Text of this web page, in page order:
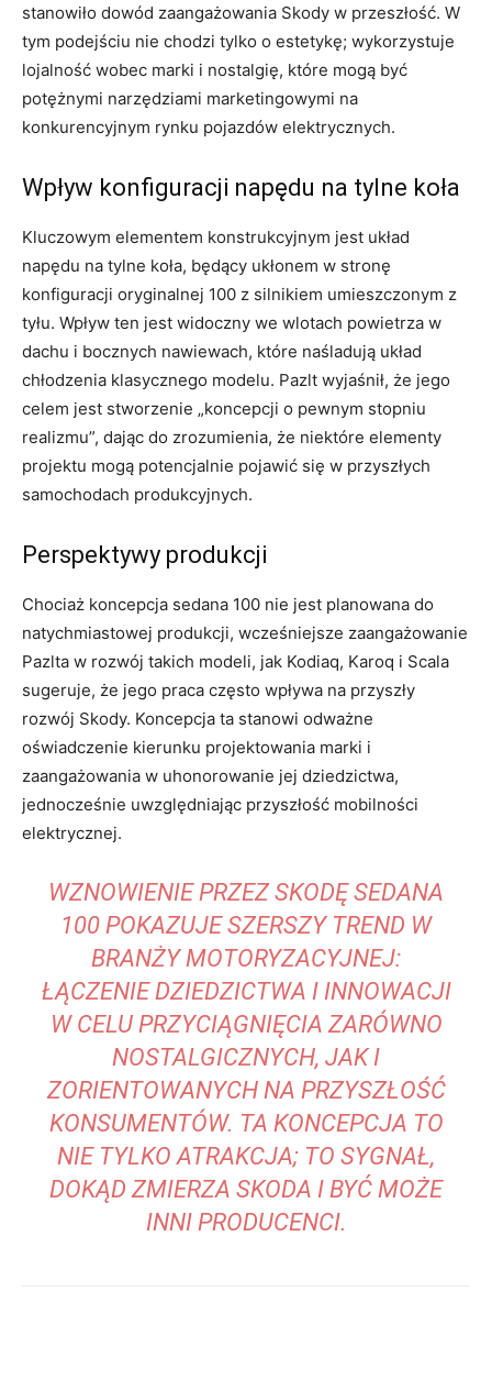
stanowiło dowód zaangażowania Skody w przeszłość. W
tym podejściu nie chodzi tylko o estetykę; wykorzystuje
lojalność wobec marki i nostalgię, które mogą być
potężnymi narzędziami marketingowymi na
konkurencyjnym rynku pojazdów elektrycznych.
Wpływ konfiguracji napędu na tylne koła
Kluczowym elementem konstrukcyjnym jest układ
napędu na tylne koła, będący ukłonem w stronę
konfiguracji oryginalnej 100 z silnikiem umieszczonym z
tyłu. Wpływ ten jest widoczny we wlotach powietrza w
dachu i bocznych nawiewach, które naśladują układ
chłodzenia klasycznego modelu. Pazlt wyjaśnił, że jego
celem jest stworzenie „koncepcji o pewnym stopniu
realizmu”, dając do zrozumienia, że ​​niektóre elementy
projektu mogą potencjalnie pojawić się w przyszłych
samochodach produkcyjnych.
Perspektywy produkcji
Chociaż koncepcja sedana 100 nie jest planowana do
natychmiastowej produkcji, wcześniejsze zaangażowanie
Pazlta w rozwój takich modeli, jak Kodiaq, Karoq i Scala
sugeruje, że jego praca często wpływa na przyszły
rozwój Skody. Koncepcja ta stanowi odważne
oświadczenie kierunku projektowania marki i
zaangażowania w uhonorowanie jej dziedzictwa,
jednocześnie uwzględniając przyszłość mobilności
elektrycznej.
WZNOWIENIE PRZEZ SKODĘ SEDANA
100 POKAZUJE SZERSZY TREND W
BRANŻY MOTORYZACYJNEJ:
ŁĄCZENIE DZIEDZICTWA I INNOWACJI
W CELU PRZYCIĄGNIĘCIA ZARÓWNO
NOSTALGICZNYCH, JAK I
ZORIENTOWANYCH NA PRZYSZŁOŚĆ
KONSUMENTÓW. TA KONCEPCJA TO
NIE TYLKO ATRAKCJA; TO SYGNAŁ,
DOKĄD ZMIERZA SKODA I BYĆ MOŻE
INNI PRODUCENCI.